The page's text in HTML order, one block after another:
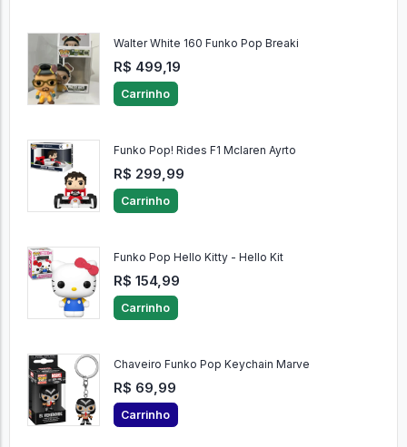
Walter White 160 Funko Pop Breaki
R$ 499,19
Carrinho
Funko Pop! Rides F1 Mclaren Ayrto
R$ 299,99
Carrinho
Funko Pop Hello Kitty - Hello Kit
R$ 154,99
Carrinho
Chaveiro Funko Pop Keychain Marve
R$ 69,99
Carrinho